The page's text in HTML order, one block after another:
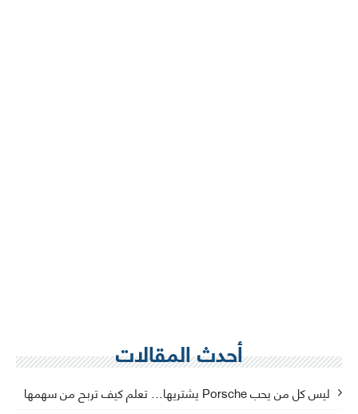
أحدث المقالات
ليس كل من يحب Porsche يشتريها… تعلم كيف تربح من سهمها